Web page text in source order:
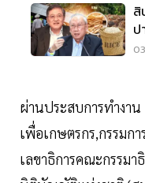
สิ
ป
ผ่านประสบการทำงาน
เพื่อเกษตรกร,กรรมก
เลขาธิการคณะกรรม